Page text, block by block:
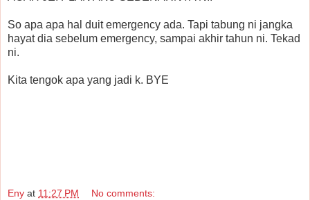
So apa apa hal duit emergency ada. Tapi tabung ni jangka
hayat dia sebelum emergency, sampai akhir tahun ni. Tekad
ni.
Kita tengok apa yang jadi k. BYE
Eny at 11:27 PM No comments: